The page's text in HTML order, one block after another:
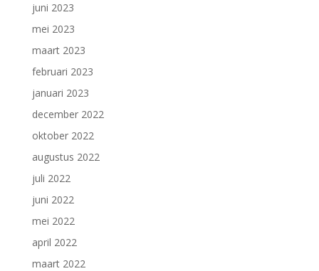
juni 2023
mei 2023
maart 2023
februari 2023
januari 2023
december 2022
oktober 2022
augustus 2022
juli 2022
juni 2022
mei 2022
april 2022
maart 2022